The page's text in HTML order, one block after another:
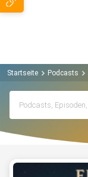
Startseite Podcasts